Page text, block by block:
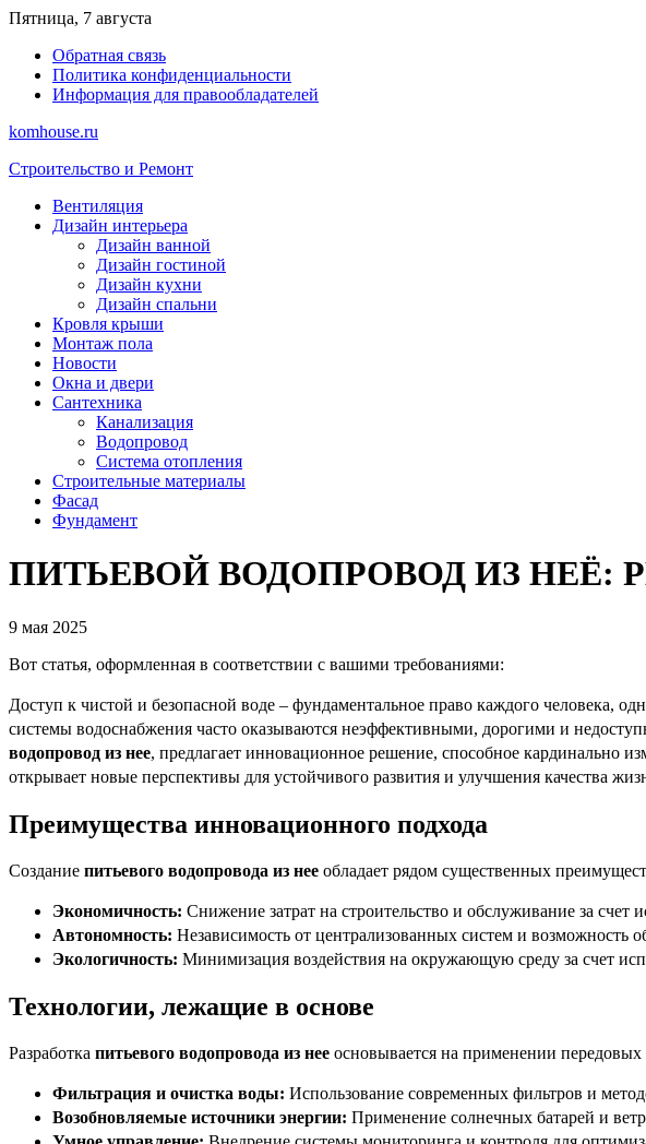
Перейти
содержимому
Пятница, 7 августа
Обратная связь
Политика конфиденциальности
Информация для правообладателей
komhouse.ru
Строительство и Ремонт
Вентиляция
Дизайн интерьера
Дизайн ванной
Дизайн гостиной
Дизайн кухни
Дизайн спальни
Кровля крыши
Монтаж пола
Новости
Окна и двери
Сантехника
Канализация
Водопровод
Система отопления
Строительные материалы
Фасад
Фундамент
ПИТЬЕВОЙ ВОДОПРОВОД ИЗ НЕЁ:
9 мая 2025
Вот статья, оформленная в соответствии с вашими требованиями:
Доступ к чистой и безопасной воде – фундаментальное право каждого человека,
системы водоснабжения часто оказываются неэффективными, дорогими и
водопровод из нее, предлагает инновационное решение, способное кардинально
открывает новые перспективы для устойчивого развития и улучшения качества
Преимущества инновационного подхода
Создание питьевого водопровода из нее обладает рядом существенных
Экономичность: Снижение затрат на строительство и обслуживание за
Автономность: Независимость от централизованных систем и возможность
Экологичность: Минимизация воздействия на окружающую среду за счет
Технологии, лежащие в основе
Разработка питьевого водопровода из нее основывается на применении
Фильтрация и очистка воды: Использование современных фильтров и
Возобновляемые источники энергии: Применение солнечных батарей и